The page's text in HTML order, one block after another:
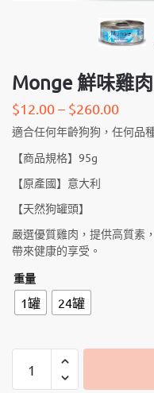
Monge 鮮味雞
$12.00– $260.00
適合任何年齡狗狗，任何品
【商品規格】95g
【原產國】意大利
【天然狗罐頭】
嚴選優質雞肉，提供高質素
帶來健康的享受。
重量
1罐 24罐